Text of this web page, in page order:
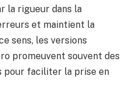
la rigueur dans la
et maintient la
sens, les versions
promeuvent souvent des
pour faciliter la prise en